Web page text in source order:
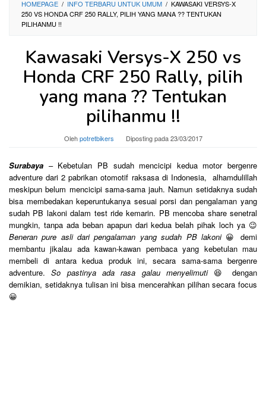
HOMEPAGE / INFO TERBARU UNTUK UMUM / KAWASAKI VERSYS-X
250 VS HONDA CRF 250 RALLY, PILIH YANG MANA ?? TENTUKAN
PILIHANMU !!
Kawasaki Versys-X 250 vs
Honda CRF 250 Rally, pilih
yang mana ?? Tentukan
pilihanmu !!
Olehpotretbikers Diposting pada23/03/2017
Surabaya – Kebetulan PB sudah mencicipi kedua motor bergenre
adventure dari 2 pabrikan otomotif raksasa di Indonesia, alhamdulillah
meskipun belum mencicipi sama-sama jauh. Namun setidaknya sudah
bisa membedakan keperuntukanya sesuai porsi dan pengalaman yang
sudah PB lakoni dalam test ride kemarin. PB mencoba share senetral
mungkin, tanpa ada beban apapun dari kedua belah pihak loch ya 😉
Beneran pure asli dari pengalaman yang sudah PB lakoni😀 demi
membantu jikalau ada kawan-kawan pembaca yang kebetulan mau
membeli di antara kedua produk ini, secara sama-sama bergenre
adventure.So pastinya ada rasa galau menyelimuti😆 dengan
demikian, setidaknya tulisan ini bisa mencerahkan pilihan secara focus
😀